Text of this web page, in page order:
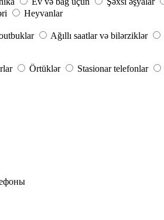
Heyvanlar
Ağıllı saatlar və bilərziklər
Örtüklər Stasionar telefonlar